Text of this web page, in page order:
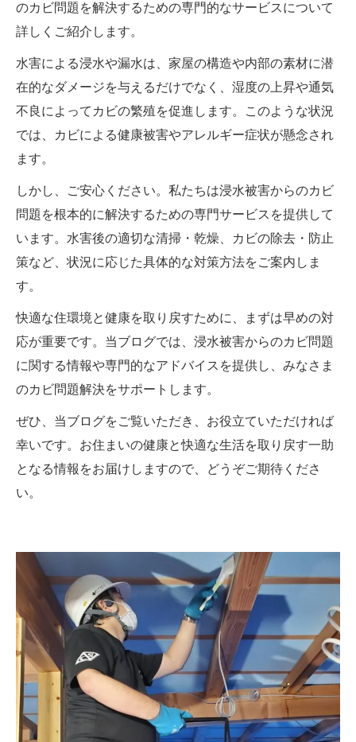
のカビ問題を解決するための専門的なサービスについて
詳しくご紹介します。
水害による浸水や漏水は、家屋の構造や内部の素材に潜
在的なダメージを与えるだけでなく、湿度の上昇や通気
不良によってカビの繁殖を促進します。このような状況
では、カビによる健康被害やアレルギー症状が懸念され
ます。
しかし、ご安心ください。私たちは浸水被害からのカビ
問題を根本的に解決するための専門サービスを提供して
います。水害後の適切な清掃・乾燥、カビの除去・防止
策など、状況に応じた具体的な対策方法をご案内しま
す。
快適な住環境と健康を取り戻すために、まずは早めの対
応が重要です。当ブログでは、浸水被害からのカビ問題
に関する情報や専門的なアドバイスを提供し、みなさま
のカビ問題解決をサポートします。
ぜひ、当ブログをご覧いただき、お役立ていただければ
幸いです。お住まいの健康と快適な生活を取り戻す一助
となる情報をお届けしますので、どうぞご期待くださ
い。